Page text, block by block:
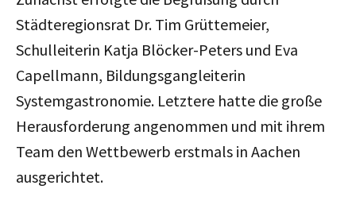
Städteregionsrat Dr. Tim Grüttemeier,
Schulleiterin Katja Blöcker-Peters und Eva
Capellmann, Bildungsgangleiterin
Systemgastronomie. Letztere hatte die große
Herausforderung angenommen und mit ihrem
Team den Wettbewerb erstmals in Aachen
ausgerichtet.